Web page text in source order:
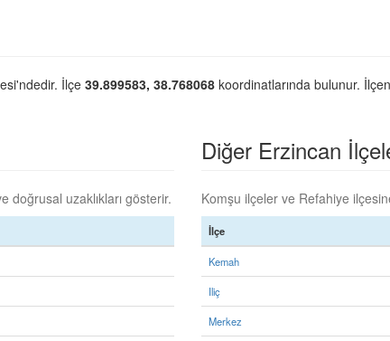
İlçe 39.899583, 38.768068 koordinatlarında bulunur.
doğrusal uzaklıkları gösterir.
Diğer Erzincan
Komşu ilçeler ve Refahiye
İlçe
Kemah
Iliç
Merkez